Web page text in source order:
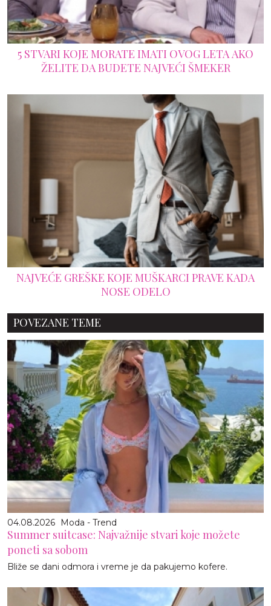
5 STVARI KOJE MORATE IMATI OVOG LETA AKO
ŽELITE DA BUDETE NAJVEĆI ŠMEKER
NAJVEĆE GREŠKE KOJE MUŠKARCI PRAVE KADA
NOSE ODELO
POVEZANE TEME
04.08.2026 Moda - Trend
Summer suitcase: Najvažnije stvari koje možete
poneti sa sobom
Bliže se dani odmora i vreme je da pakujemo kofere.